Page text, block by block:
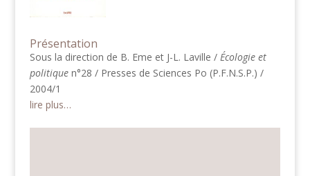
Présentation
Sous la direction de B. Eme et J-L. Laville / Écologie et
politiquen°28 / Presses de Sciences Po (P.F.N.S.P.) /
2004/1
lire plus…